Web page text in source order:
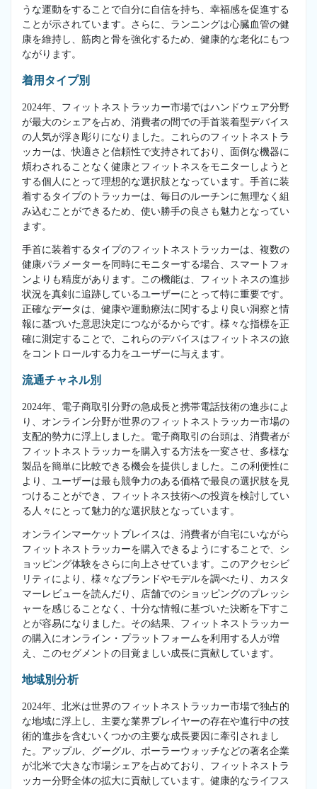
うな運動をすることで自分に自信を持ち、幸福感を促進する
ことが示されています。さらに、ランニングは心臓血管の健
康を維持し、筋肉と骨を強化するため、健康的な老化にもつ
ながります。
着用タイプ別
2024年、フィットネストラッカー市場ではハンドウェア分野
が最大のシェアを占め、消費者の間での手首装着型デバイス
の人気が浮き彫りになりました。これらのフィットネストラ
ッカーは、快適さと信頼性で支持されており、面倒な機器に
煩わされることなく健康とフィットネスをモニターしようと
する個人にとって理想的な選択肢となっています。手首に装
着するタイプのトラッカーは、毎日のルーチンに無理なく組
み込むことができるため、使い勝手の良さも魅力となってい
ます。
手首に装着するタイプのフィットネストラッカーは、複数の
健康パラメーターを同時にモニターする場合、スマートフォ
ンよりも精度があります。この機能は、フィットネスの進捗
状況を真剣に追跡しているユーザーにとって特に重要です。
正確なデータは、健康や運動療法に関するより良い洞察と情
報に基づいた意思決定につながるからです。様々な指標を正
確に測定することで、これらのデバイスはフィットネスの旅
をコントロールする力をユーザーに与えます。
流通チャネル別
2024年、電子商取引分野の急成長と携帯電話技術の進歩によ
り、オンライン分野が世界のフィットネストラッカー市場の
支配的勢力に浮上しました。電子商取引の台頭は、消費者が
フィットネストラッカーを購入する方法を一変させ、多様な
製品を簡単に比較できる機会を提供しました。この利便性に
より、ユーザーは最も競争力のある価格で最良の選択肢を見
つけることができ、フィットネス技術への投資を検討してい
る人々にとって魅力的な選択肢となっています。
オンラインマーケットプレイスは、消費者が自宅にいながら
フィットネストラッカーを購入できるようにすることで、シ
ョッピング体験をさらに向上させています。このアクセシビ
リティにより、様々なブランドやモデルを調べたり、カスタ
マーレビューを読んだり、店舗でのショッピングのプレッシ
ャーを感じることなく、十分な情報に基づいた決断を下すこ
とが容易になりました。その結果、フィットネストラッカー
の購入にオンライン・プラットフォームを利用する人が増
え、このセグメントの目覚ましい成長に貢献しています。
地域別分析
2024年、北米は世界のフィットネストラッカー市場で独占的
な地域に浮上し、主要な業界プレイヤーの存在や進行中の技
術的進歩を含むいくつかの主要な成長要因に牽引されまし
た。アップル、グーグル、ポーラーウォッチなどの著名企業
が北米で大きな市場シェアを占めており、フィットネストラ
ッカー分野全体の拡大に貢献しています。健康的なライフス